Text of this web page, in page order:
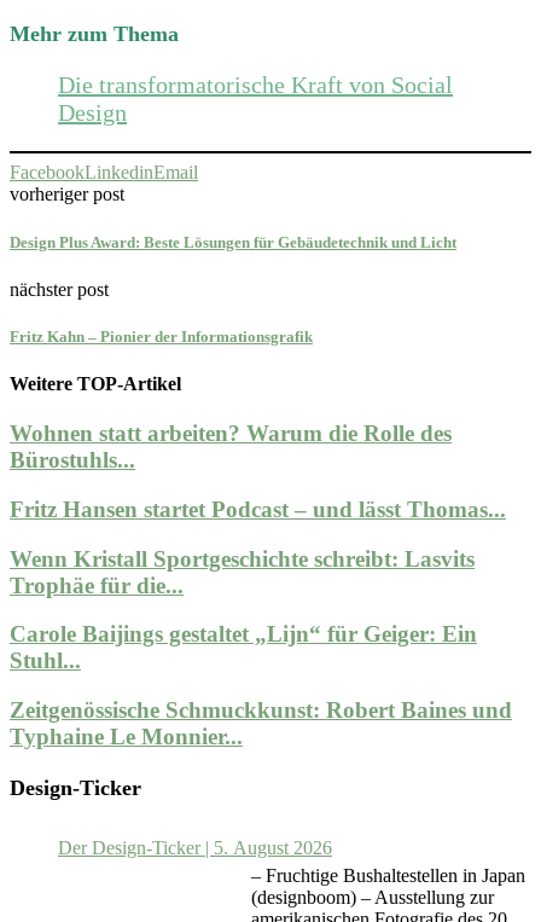
Mehr zum Thema
Die transformatorische Kraft von Social
Design
FacebookLinkedinEmail
vorheriger post
Design Plus Award: Beste Lösungen für Gebäudetechnik und Licht
nächster post
Fritz Kahn – Pionier der Informationsgrafik
Weitere TOP-Artikel
Wohnen statt arbeiten? Warum die Rolle des
Bürostuhls...
Fritz Hansen startet Podcast – und lässt Thomas...
Wenn Kristall Sportgeschichte schreibt: Lasvits
Trophäe für die...
Carole Baijings gestaltet „Lijn“ für Geiger: Ein
Stuhl...
Zeitgenössische Schmuckkunst: Robert Baines und
Typhaine Le Monnier...
Design-Ticker
Der Design-Ticker | 5. August 2026
– Fruchtige Bushaltestellen in Japan
(designboom) – Ausstellung zur